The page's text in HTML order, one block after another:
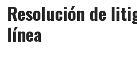
Resolución de
línea